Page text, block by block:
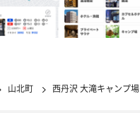
山北町 西丹沢 大滝キャンプ場